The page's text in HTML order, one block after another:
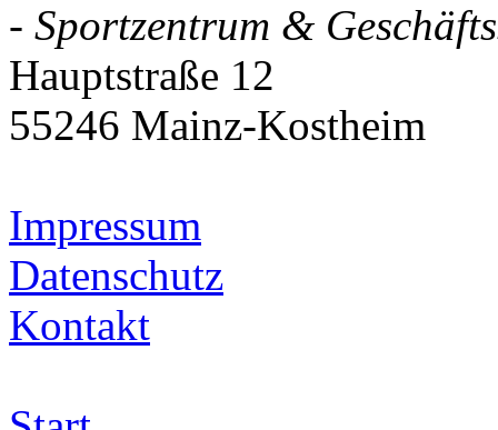
- Sportzentrum &
Hauptstraße 12
55246 Mainz-Kostheim
Impressum
Datenschutz
Kontakt